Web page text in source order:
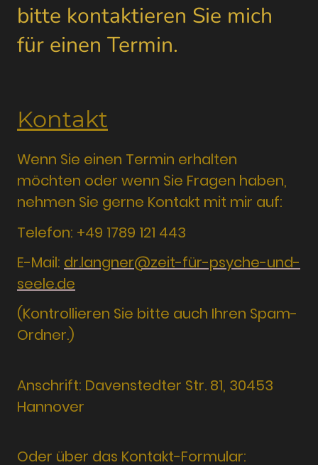
bitte kontaktieren Sie mich
für einen Termin.
Kontakt
Wenn Sie einen Termin erhalten
möchten oder wenn Sie Fragen haben,
nehmen Sie gerne Kontakt mit mir auf:
Telefon: +49 1789 121 443
E-Mail: dr.langner@zeit-für-psyche-und-
seele.de
(Kontrollieren Sie bitte auch Ihren Spam-
Ordner.)
Anschrift: Davenstedter Str. 81, 30453
Hannover
Oder über das Kontakt-Formular: